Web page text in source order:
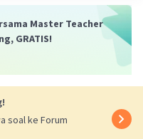
Master Teacher
GRATIS!
soal ke Forum